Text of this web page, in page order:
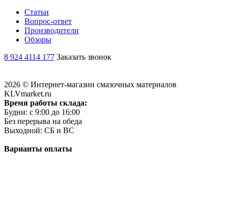
Статьи
Вопрос-ответ
Производители
Обзоры
8 924 4114 177 Заказать звонок
2026 © Интернет-магазин смазочных материалов
KLVmarket.ru
Время работы склада:
Будни: c 9:00 до 16:00
Без перерыва на обеда
Выходной: СБ и ВС
Варианты оплаты